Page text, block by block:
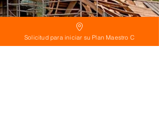
Solicitud para iniciar su Plan Maestro C